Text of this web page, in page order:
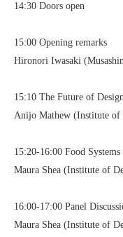
14:30 Doors open
15:00 Opening remarks
Hironori Iwasaki
15:10 The Future of
Anijo Mathew (Institute of
15:20-16:00 Food
Maura Shea (Institute of
16:00-17:00 Panel
Maura Shea (Institute of